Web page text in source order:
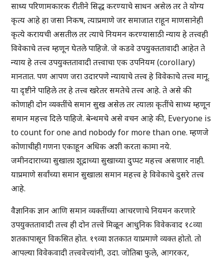
साध्य परिणामकारक रीतीने सिद्ध करण्याचे साधन असेल तर ते योग्य
कृत्य आहे हा जसा निकष, त्याप्रमाणे जर समाजात राहून माणसानेही
कृत्ये करायची असतील तर त्याचे नियमन करण्यासाठी न्याय हे तत्त्वही
विवेकाचे तत्त्व म्हणून घेतले पाहिजे. जे कडवे उपयुक्ततावादी आहेत ते
न्याय हे तत्त्व उपयुक्ततावादी तत्त्वाचा एक उपनियम (corollary)
मानतात. पण आपण जरा उदारपणे न्यायाचे तत्त्व हे विवेकाचे तत्त्व मानू.
या दृष्टीने पाहिले तर हे तत्त्व खरेतर समतेचे तत्त्व आहे. ते असे की
कोणाही दोन व्यक्तींचे समान सुख असेल तर त्याला कृतींचे साध्य म्हणून
समान महत्त्व दिले पाहिजे. बेन्थमचे असे वचन आहे की, Everyone is
to count for one and nobody for more than one. म्हणजे
कोणाचीही गणना एकाहून अधिक अशी करता कामा नये.
जमीनदाराच्या सुखाला शूद्राच्या सुखाच्या दुप्पट महत्त्व असणार नाही.
याप्रमाणे सर्वांच्या समान सुखाला समान महत्त्व हे विवेकाचे दुसरे तत्त्व
आहे.
वैज्ञानिक ज्ञान आणि समान व्यक्तींच्या आचरणाचे नियमन करणारे
उपयुक्ततावादी तत्त्व ही दोन तत्त्वे मिळून आधुनिक विवेकवाद १८व्या
शतकापासून विकसित होत. १९व्या शतकात याप्रमाणे व्यक्त होतो. तो
आपल्या विवेकवादी तत्त्ववेत्त्यांनी, उदा. जोतिबा फुले, आगरकर,